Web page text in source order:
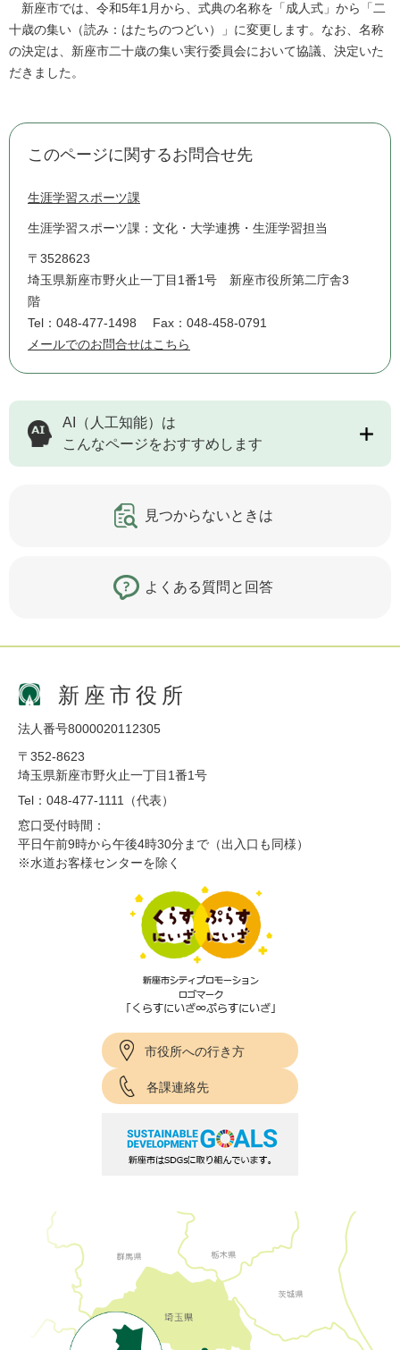
新座市では、令和5年1月から、式典の名称を「成人式」から「二
十歳の集い（読み：はたちのつどい）」に変更します。なお、名称
の決定は、新座市二十歳の集い実行委員会において協議、決定いた
だきました。
このページに関するお問合せ先
生涯学習スポーツ課
生涯学習スポーツ課：文化・大学連携・生涯学習担当
〒3528623
埼玉県新座市野火止一丁目1番1号 新座市役所第二庁舎3
階
Tel：048-477-1498
Fax：048-458-0791
メールでのお問合せはこちら
AI（人工知能）は
こんなページをおすすめします
見つからないときは
よくある質問と回答
新座市役所
法人番号8000020112305
〒352-8623
埼玉県新座市野火止一丁目1番1号
Tel：048-477-1111（代表）
窓口受付時間：
平日午前9時から午後4時30分まで（出入口も同様）
※水道お客様センターを除く
市役所への行き方
各課連絡先